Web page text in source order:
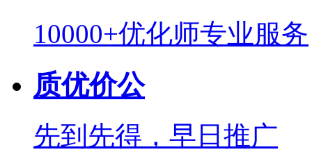
10000+优化师专业服务
质优价公
先到先得，早日推广